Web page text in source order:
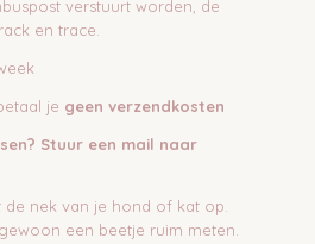
verstuurt worden, de
en trace.
je geen verzendkosten
Stuur een mail naar
de nek van je hond of kat op.
een beetje ruim meten.